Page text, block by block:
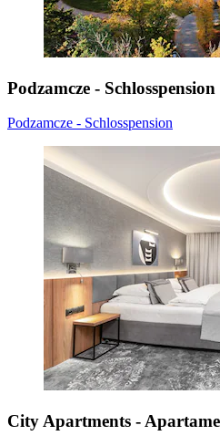
Podzamcze - Schlosspension
Podzamcze - Schlosspension
City Apartments -